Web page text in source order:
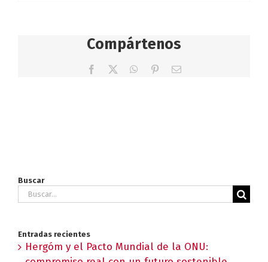
Compártenos
Facebook WhatsApp
PinterestCorreo
Buscar
Buscar:
Entradas recientes
Hergóm y el Pacto Mundial de la ONU: